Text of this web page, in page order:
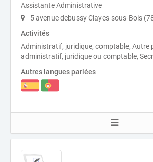
Assistante Administrative
5 avenue debussy Clayes-sous-Bois
Activités
Administratif, juridique, comptable, Autre
administratif, juridique ou comptable,
Autres langues parlées